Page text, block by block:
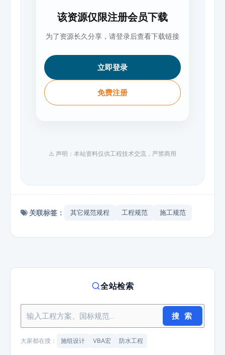
该资源仅限注册会员下载
为了资源长久分享，请登录后查看下载链接
立即登录
免费注册
⚠️ 声明：本站资料仅供工程技术交流，严禁商用
关联标签： 其它规范规程 工程规范 施工规范
全站检索
搜 索
大家都在搜： 施组设计 VBA宏 防水工程